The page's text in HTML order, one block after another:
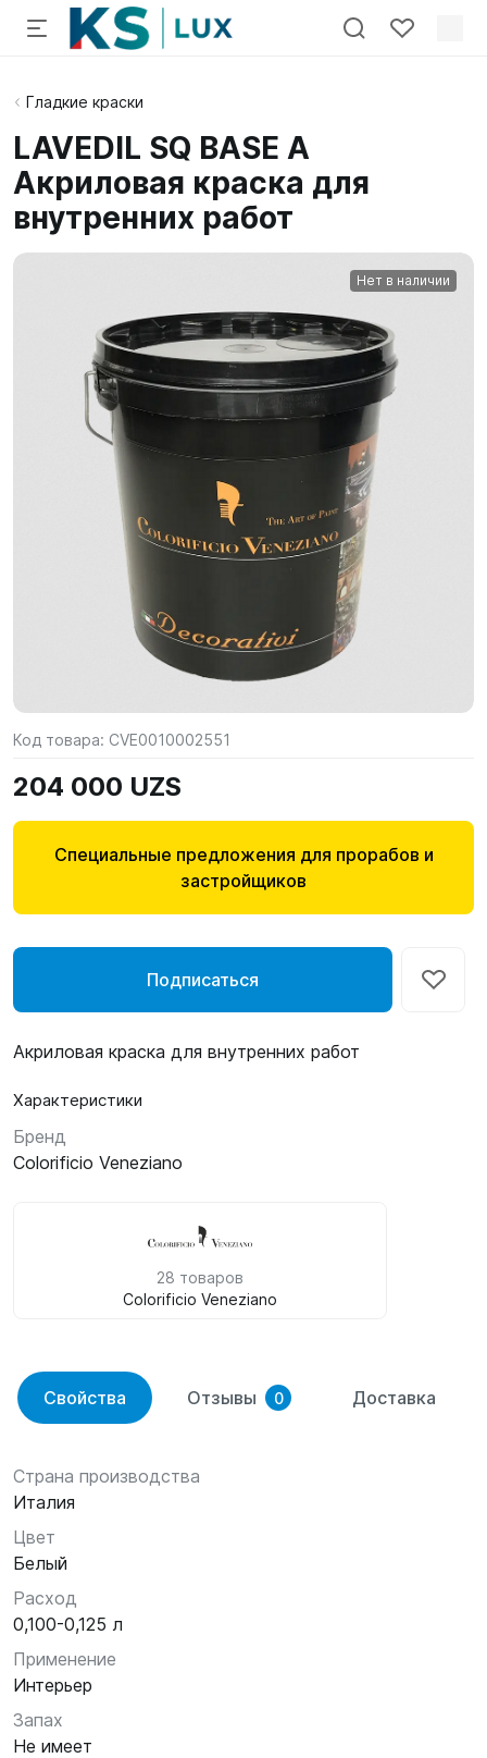
Гладкие краски
LAVEDIL SQ BASE A
Акриловая краска для
внутренних работ
Нет в наличии
Код товара: CVE0010002551
204 000 UZS
Специальные предложения для прорабов и
застройщиков
Подписаться
Акриловая краска для внутренних работ
Характеристики
Бренд
Colorificio Veneziano
28 товаров
Colorificio Veneziano
Свойства Отзывы 0 Доставка
Страна производства
Италия
Цвет
Белый
Расход
0,100-0,125 л
Применение
Интерьер
Запах
Не имеет